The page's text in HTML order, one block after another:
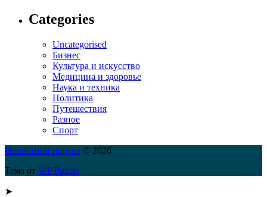
Categories
Uncategorised
Бизнес
Культура и искусство
Медицина и здоровье
Наука и техника
Политика
Путешествия
Разное
Спорт
Новостной портал © 2026
Тема от WP Puzzle
➤